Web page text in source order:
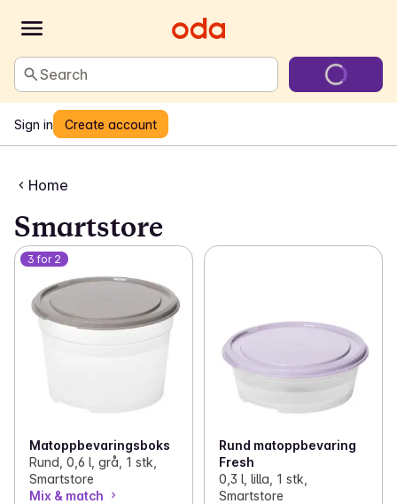
Search
Sign in Create account
Home
Smartstore
3 for 2
Matoppbevaringsboks
Rund, 0,6 l, grå, 1 stk,
Smartstore
Mix & match
Rund matoppbevaring
Fresh
0,3 l, lilla, 1 stk,
Smartstore